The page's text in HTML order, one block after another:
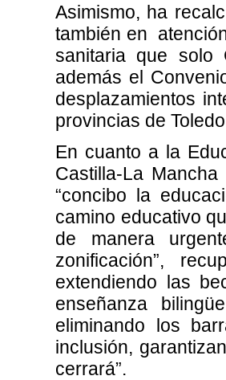
Asimismo, ha
también en
sanitaria que solo
además el
desplazamientos
provincias de
En cuanto a la
Castilla-La
“concibo la
camino educativo
de manera
zonificación”,
extendiendo las
enseñanza
eliminando los
inclusión,
cerrará”.